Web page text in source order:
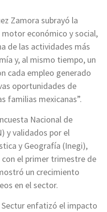
Zamora subrayó la
económico y social,
de las actividades más
y, al mismo tiempo, un
cada empleo generado
oportunidades de
familias mexicanas”.
Nacional de
y validados por el
y Geografía (Inegi),
el primer trimestre de
un crecimiento
en el sector.
enfatizó el impacto